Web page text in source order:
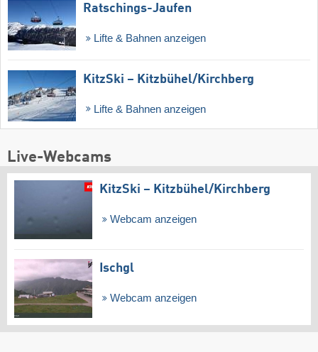
Ratschings-Jaufen
Lifte & Bahnen anzeigen
KitzSki – Kitzbühel/​Kirchberg
Lifte & Bahnen anzeigen
Live-Webcams
KitzSki – Kitzbühel/​Kirchberg
Webcam anzeigen
Ischgl
Webcam anzeigen